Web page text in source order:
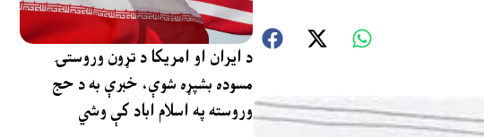
د ایران او امریکا د تړون وروستۍ
مسوده بشپړه شوې، خبرې به د حج
وروسته په اسلام اباد کې وشي